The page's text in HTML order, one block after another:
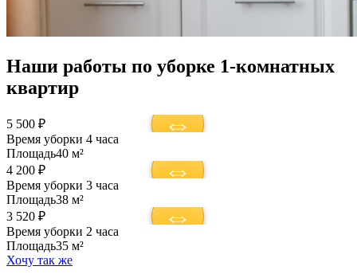
Наши работы по уборке 1-комнатных
квартир
5 500 ₽
Время уборки 4 часа
Площадь40 м²
4 200 ₽
Время уборки 3 часа
Площадь38 м²
3 520 ₽
Время уборки 2 часа
Площадь35 м²
Хочу так же